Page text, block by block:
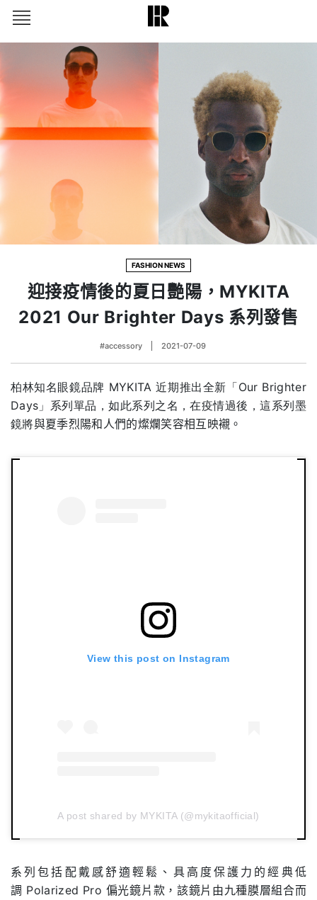
FASHION NEWS
迎接疫情後的夏日艷陽，MYKITA
2021 Our Brighter Days 系列發售
#accessory 2021-07-09
柏林知名眼鏡品牌 MYKITA 近期推出全新「Our Brighter
Days」系列單品，如此系列之名，在疫情過後，這系列墨
鏡將與夏季烈陽和人們的燦爛笑容相互映襯。
View this post on Instagram
A post shared by MYKITA (@mykitaofficial)
系列包括配戴感舒適輕鬆、具高度保護力的經典低
調 Polarized Pro 偏光鏡片款，該鏡片由九種膜層組合而